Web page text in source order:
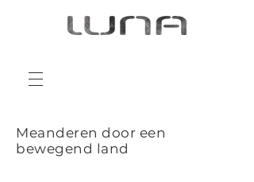
Meanderen door een
bewegend land